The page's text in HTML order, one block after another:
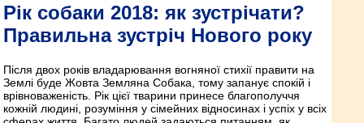
Рік собаки 2018: як зустрічати?
Правильна зустріч Нового року
Після двох років владарювання вогняної стихії правити на
Землі буде Жовта Земляна Собака, тому запанує спокій і
врівноваженість. Рік цієї тварини принесе благополуччя
кожній людині, розуміння у сімейних відносинах і успіх у всіх